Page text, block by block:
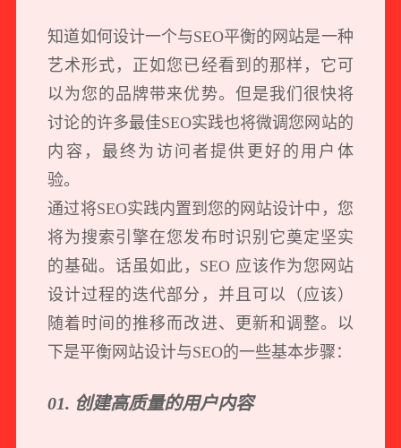
知道如何设计一个与SEO平衡的网站是一种
艺术形式，正如您已经看到的那样，它可
以为您的品牌带来优势。但是我们很快将
讨论的许多最佳SEO实践也将微调您网站的
内容，最终为访问者提供更好的用户体
验。
通过将SEO实践内置到您的网站设计中，您
将为搜索引擎在您发布时识别它奠定坚实
的基础。话虽如此，SEO 应该作为您网站
设计过程的迭代部分，并且可以（应该）
随着时间的推移而改进、更新和调整。
以
下是平衡网站设计与SEO的一些基本步骤：
01. 创建高质量的用户内容